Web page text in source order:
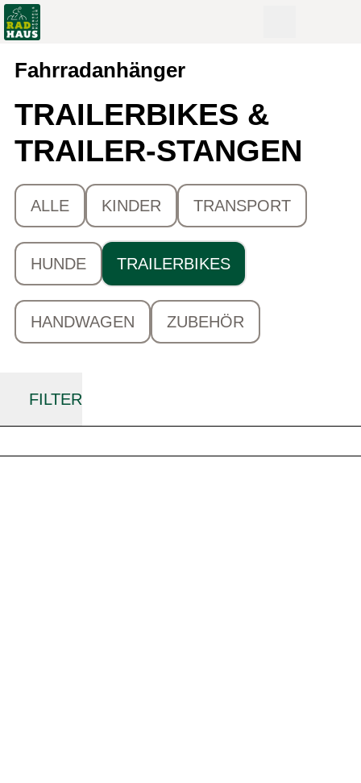
Fahrradanhänger
TRAILERBIKES &
TRAILER-STANGEN
ALLE KINDER TRANSPORT
HUNDE TRAILERBIKES
HANDWAGEN ZUBEHÖR
FILTER